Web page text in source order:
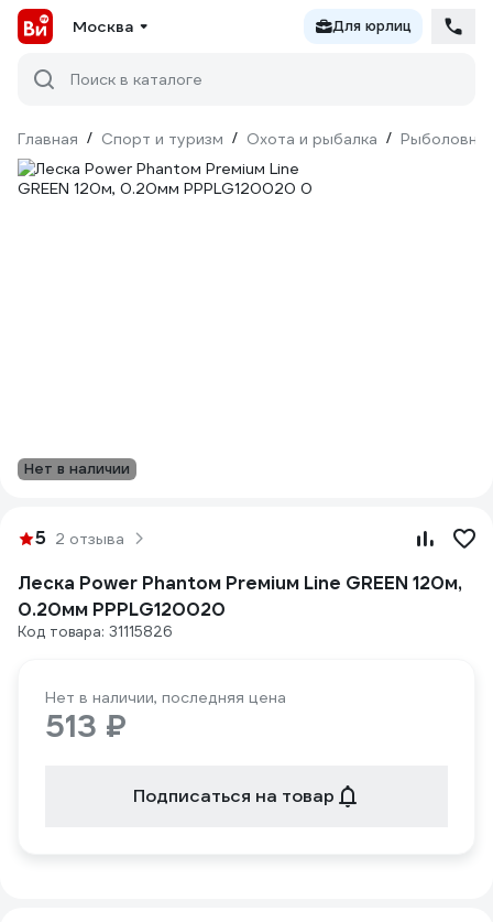
Москва Для юрлиц
Поиск в каталоге
Главная / Спорт и туризм / Охота и рыбалка /
Нет в наличии
5 2 отзыва
Леска Power Phantoм Preмiuм Line GREEN 120м,
0.20мм PPPLG120020
Код товара: 31115826
Нет в наличии, последняя цена
513 ₽
Подписаться на товар